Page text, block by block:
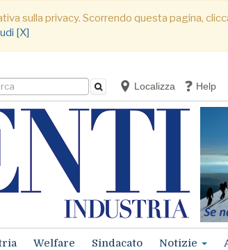
sulla privacy. Scorrendo questa pagina,
[X]
Localizza Help
Welfare Sindacato Notizie